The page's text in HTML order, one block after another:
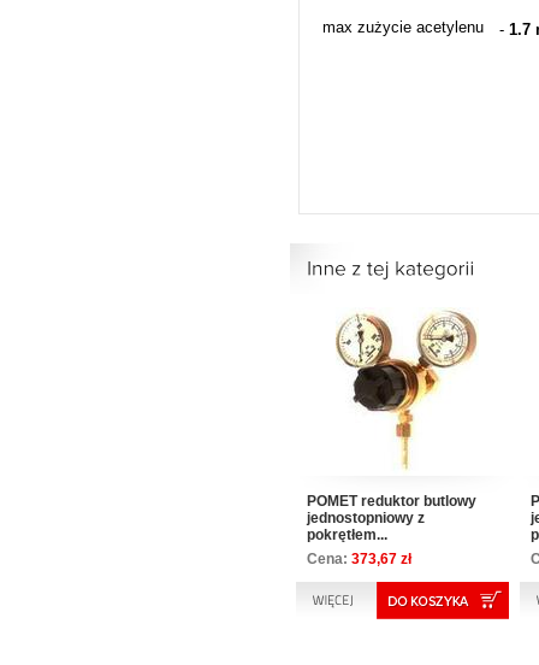
max zużycie acetylenu - 1.7
POMET reduktor butlowy
jednostopniowy z
pokrętłem...
Cena: 373,67 zł